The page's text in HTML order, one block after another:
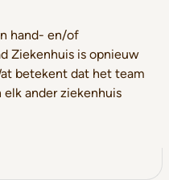
hand- en/of
Ziekenhuis is opnieuw
betekent dat het team
ander ziekenhuis